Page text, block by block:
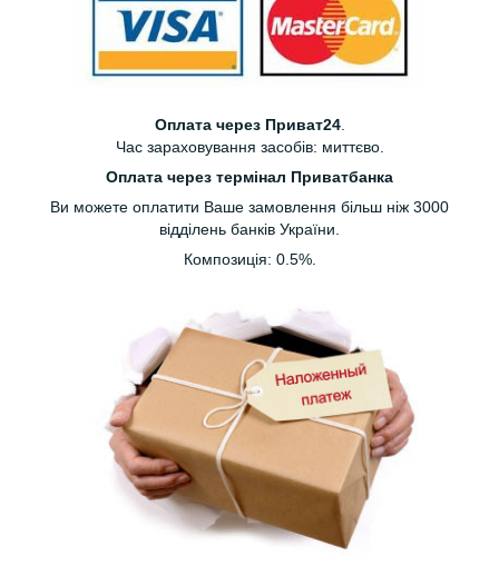
Оплата через Приват24.
Час зараховування засобів: миттєво.
Оплата через термінал Приватбанка
Ви можете оплатити Ваше замовлення більш ніж 3000
відділень банків України.
Композиція: 0.5%.